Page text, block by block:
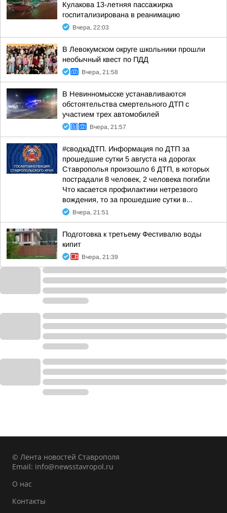
Кулакова 13-летняя пассажирка
госпитализирована в реанимацию
Вчера, 22:03
В Левокумском округе школьники прошли
необычный квест по ПДД
Вчера, 21:58
В Невинномысске устанавливаются
обстоятельства смертельного ДТП с
участием трех автомобилей
Вчера, 21:57
#сводкаДТП. Информация по ДТП за
прошедшие сутки 5 августа на дорогах
Ставрополья произошло 6 ДТП, в которых
пострадали 8 человек, 2 человека погибли
Что касается профилактики нетрезвого
вождения, то за прошедшие сутки в...
Вчера, 21:51
Подготовка к третьему Фестивалю воды
кипит
Вчера, 21:39
© Лента новостей Ставрополя
Email: info@newsstavropol.ru
О нас
Контакты